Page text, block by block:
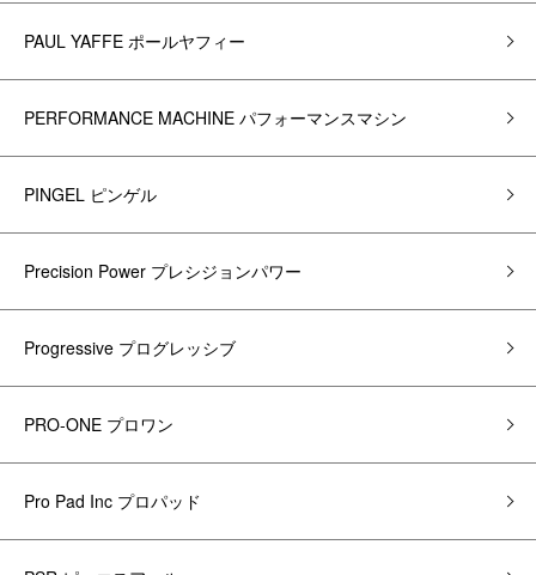
PAUL YAFFE ポールヤフィー
PERFORMANCE MACHINE パフォーマンスマシン
PINGEL ピンゲル
Precision Power プレシジョンパワー
Progressive プログレッシブ
PRO-ONE プロワン
Pro Pad Inc プロパッド